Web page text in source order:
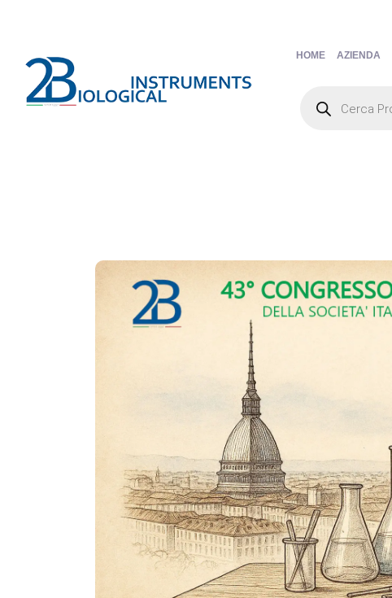
HOME AZIENDA
search